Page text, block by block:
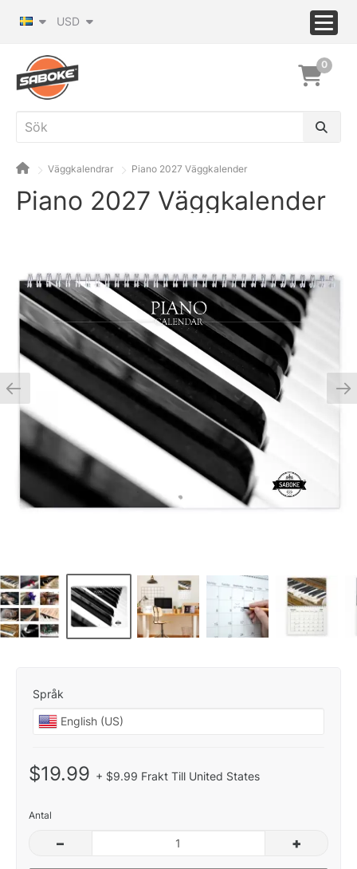
USD
0
Väggkalendrar Piano 2027 Väggkalender
Piano 2027 Väggkalender
Språk
$19.99 + $9.99 Frakt Till United States
Antal
– +